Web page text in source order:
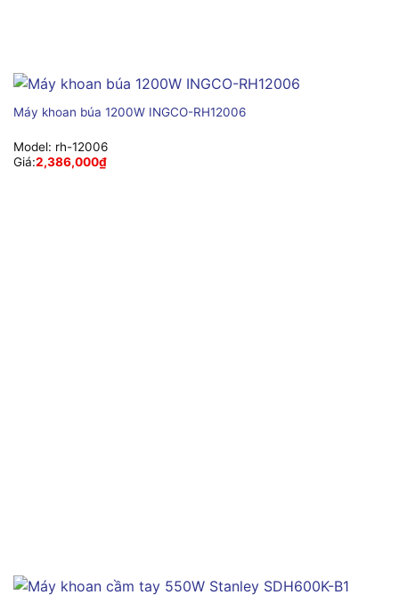
Máy khoan búa 1200W INGCO-RH12006
Model: rh-12006
Giá:2,386,000₫